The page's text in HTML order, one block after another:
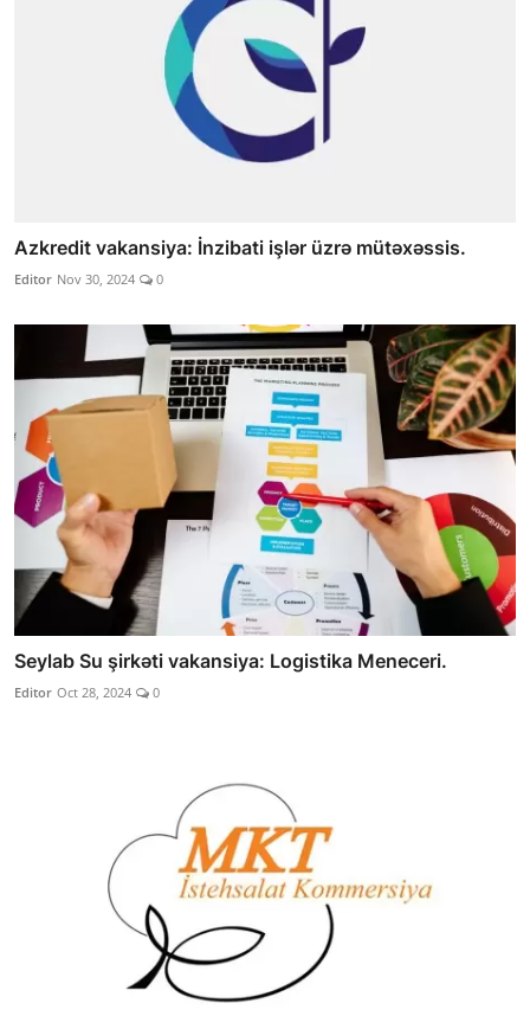
Azkredit vakansiya: İnzibati işlər üzrə mütəxəssis.
Editor Nov 30, 2024 0
Seylab Su şirkəti vakansiya: Logistika Meneceri.
Editor Oct 28, 2024 0